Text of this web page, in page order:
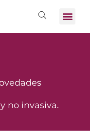
no invasiva.